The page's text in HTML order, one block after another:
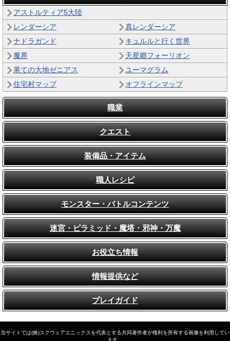
アストルティア5大陸
レンダーシア
真レンダーシア
ナドラガンド
キュルルと行く世界
魔界
天星郷フォーリオン
果ての大地ゼニアス
ユーマグラム
住宅村マップ
オフラインマップ
職業
クエスト
装備品・アイテム
職人レシピ
モンスター・バトルコンテンツ
迷宮・ピラミッド・魔塔・邪神・万魔
お役立ち情報
情報提供など
プレイガイド
当サイトでは(株)スクウェアエニックスを代表とする共同著作者が権利を所有する画像を利用してい
ます。